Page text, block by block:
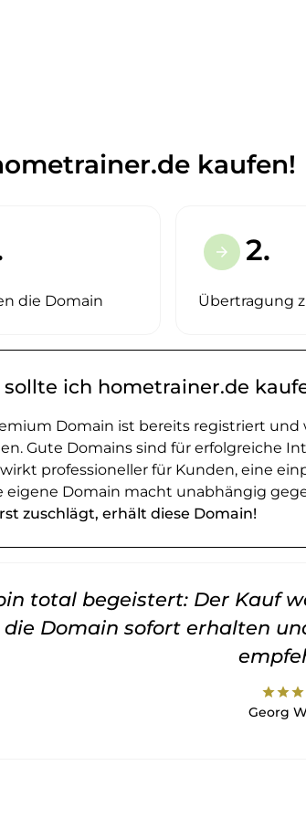
kaufen!
die Domain
arrow_forward 2.
Übertragung
sollte ich hometrainer.de
Domain ist bereits registriert und
Gute Domains sind für erfolgreiche
professioneller für Kunden, eine
eigene Domain macht unabhängig
zuschlägt, erhält diese Domain!
total begeistert: Der Kauf
die Domain sofort erhalten
starstarstar
Georg